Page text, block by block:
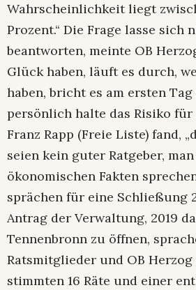
Wahrscheinlichkeit liegt
Prozent.“ Die Frage lasse sich
beantworten, meinte OB
Glück haben, läuft es durch,
haben, bricht es am ersten Tag
persönlich halte das Risiko für
Franz Rapp (Freie Liste) fand,
seien kein guter Ratgeber,
ökonomischen Fakten
sprächen für eine Schließung
Antrag der Verwaltung, 2019
Tennenbronn zu öffnen,
Ratsmitglieder und OB Herzog
stimmten 16 Räte und einer